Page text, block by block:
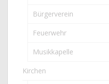
Bürgerverein
Feuerwehr
Musikkapelle
Kirchen